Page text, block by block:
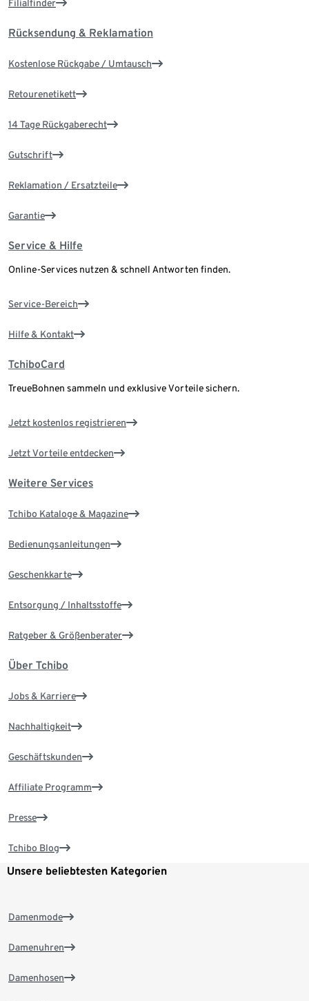
Filialfinder
Rücksendung & Reklamation
Kostenlose Rückgabe / Umtausch
Retourenetikett
14 Tage Rückgaberecht
Gutschrift
Reklamation / Ersatzteile
Garantie
Service & Hilfe
Online-Services nutzen & schnell Antworten finden.
Service-Bereich
Hilfe & Kontakt
TchiboCard
TreueBohnen sammeln und exklusive Vorteile sichern.
Jetzt kostenlos registrieren
Jetzt Vorteile entdecken
Weitere Services
Tchibo Kataloge & Magazine
Bedienungsanleitungen
Geschenkkarte
Entsorgung / Inhaltsstoffe
Ratgeber & Größenberater
Über Tchibo
Jobs & Karriere
Nachhaltigkeit
Geschäftskunden
Affiliate Programm
Presse
Tchibo Blog
Unsere beliebtesten Kategorien
Damenmode
Damenuhren
Damenhosen